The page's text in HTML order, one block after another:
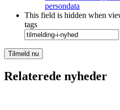
persondata
This field is hidden when
tags
Relaterede nyheder